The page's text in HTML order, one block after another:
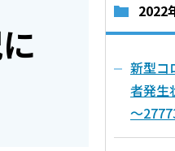
2022
新型コ
者発生
～